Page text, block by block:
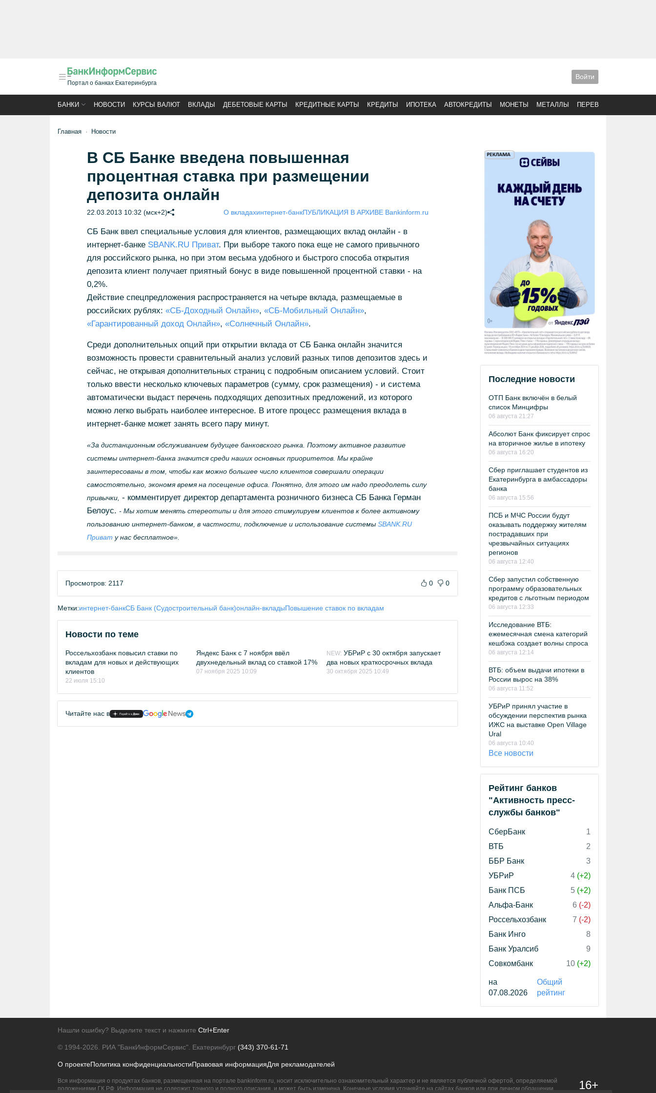
Портал о банках Екатеринбурга
Войти
БАНКИ НОВОСТИ КУРСЫ ВАЛЮТ ВКЛАДЫ ДЕБЕТОВЫЕ КАРТЫ КРЕДИТНЫЕ КАРТЫ КРЕДИТЫ ИПОТЕКА АВТОКРЕДИТЫ МОНЕТЫ МЕТАЛЛЫ ПЕРЕВОДЫ
Главная Новости
В СБ Банке введена повышенная
процентная ставка при размещении
депозита онлайн
22.03.2013 10:32 (мск+2) О вкладахинтернет-банкПУБЛИКАЦИЯ В АРХИВЕ Bankinform.ru
СБ Банк ввел специальные условия для клиентов, размещающих вклад онлайн - в
интернет-банке SBANK.RU Приват. При выборе такого пока еще не самого привычного
для российского рынка, но при этом весьма удобного и быстрого способа открытия
депозита клиент получает приятный бонус в виде повышенной процентной ставки - на
0,2%.
Действие спецпредложения распространяется на четыре вклада, размещаемые в
российских рублях: «СБ-Доходный Онлайн», «СБ-Мобильный Онлайн»,
«Гарантированный доход Онлайн», «Солнечный Онлайн».
Среди дополнительных опций при открытии вклада от СБ Банка онлайн значится
возможность провести сравнительный анализ условий разных типов депозитов здесь и
сейчас, не открывая дополнительных страниц с подробным описанием условий. Стоит
только ввести несколько ключевых параметров (сумму, срок размещения) - и система
автоматически выдаст перечень подходящих депозитных предложений, из которого
можно легко выбрать наиболее интересное. В итоге процесс размещения вклада в
интернет-банке может занять всего пару минут.
«За дистанционным обслуживанием будущее банковского рынка. Поэтому активное развитие
системы интернет-банка значится среди наших основных приоритетов. Мы крайне
заинтересованы в том, чтобы как можно большее число клиентов совершали операции
самостоятельно, экономя время на посещение офиса. Понятно, для этого им надо преодолеть силу
привычки, - комментирует директор департамента розничного бизнеса СБ Банка Герман
Белоус. - Мы хотим менять стереотипы и для этого стимулируем клиентов к более активному
пользованию интернет-банком, в частности, подключение и использование системы SBANK.RU
Приват у нас бесплатное».
Просмотров: 2117 0 0
Метки:интернет-банкСБ Банк (Судостроительный банк)онлайн-вкладыПовышение ставок по вкладам
Новости по теме
Россельхозбанк повысил ставки по
вкладам для новых и действующих
клиентов
22 июля 15:10
Яндекс Банк с 7 ноября ввёл
двухнедельный вклад со ставкой 17%
07 ноября 2025 10:09
NEW: УБРиР с 30 октября запускает
два новых краткосрочных вклада
30 октября 2025 10:49
Читайте нас в
Последние новости
ОТП Банк включён в белый
список Минцифры
06 августа 21:27
Абсолют Банк фиксирует спрос
на вторичное жилье в ипотеку
06 августа 16:20
Сбер приглашает студентов из
Екатеринбурга в амбассадоры
банка
06 августа 15:56
ПСБ и МЧС России будут
оказывать поддержку жителям
пострадавших при
чрезвычайных ситуациях
регионов
06 августа 12:40
Сбер запустил собственную
программу образовательных
кредитов с льготным периодом
06 августа 12:33
Исследование ВТБ:
ежемесячная смена категорий
кешбэка создает волны спроса
06 августа 12:14
ВТБ: объем выдачи ипотеки в
России вырос на 38%
06 августа 11:52
УБРиР принял участие в
обсуждении перспектив рынка
ИЖС на выставке Open Village
Ural
06 августа 10:40
Все новости
Рейтинг банков
"Активность пресс-
службы банков"
СберБанк
1
ВТБ
2
ББР Банк
3
УБРиР
4 (+2)
Банк ПСБ
5 (+2)
Альфа-Банк
6 (-2)
Россельхозбанк
7 (-2)
Банк Инго
8
Банк Уралсиб
9
Совкомбанк
10 (+2)
на
07.08.2026
Общий
рейтинг
Нашли ошибку? Выделите текст и нажмите Ctrl+Enter
© 1994-2026. РИА "БанкИнформСервис". Екатеринбург (343) 370-61-71
О проектеПолитика конфиденциальностиПравовая информацияДля рекламодателей
Вся информация о продуктах банков, размещенная на портале bankinform.ru, носит исключительно ознакомительный характер и не является публичной офертой, определяемой
положениями ГК РФ. Информация не содержит точного и полного описания, и может быть изменена. Конечные условия уточняйте на сайтах банков или при личном обращении.
16+